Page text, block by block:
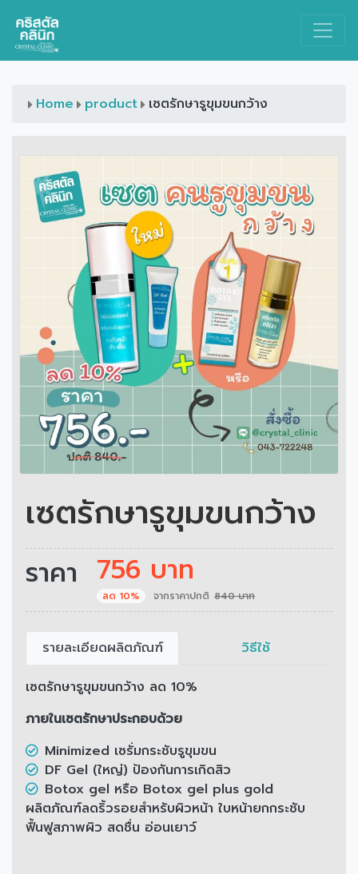
Main Navigation
Home product เซตรักษารูขุมขนกว้าง
เซตรักษารูขุมขนกว้าง
ราคา 756 บาท
ลด 10% จากราคาปกติ 840 บาท
รายละเอียดผลิตภัณฑ์ วิธีใช้
เซตรักษารูขุมขนกว้าง ลด 10%
ภายในเซตรักษาประกอบด้วย
Minimized เซรั่มกระชับรูขุมขน
DF Gel (ใหญ่) ป้องกันการเกิดสิว
Botox gel หรือ Botox gel plus gold
ผลิตภัณฑ์ลดริ้วรอยสำหรับผิวหน้า ใบหน้ายกกระชับ
ฟื้นฟูสภาพผิว สดชื่น อ่อนเยาว์